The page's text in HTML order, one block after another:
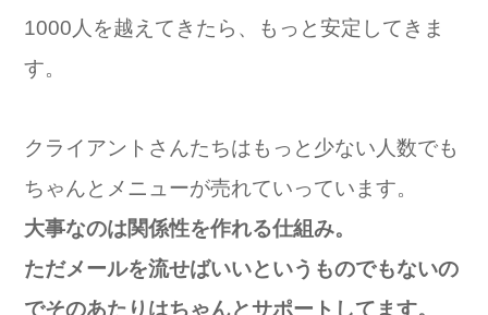
1000人を越えてきたら、もっと安定してきま
す。
クライアントさんたちはもっと少ない人数でも
ちゃんとメニューが売れていっています。
大事なのは関係性を作れる仕組み。
ただメールを流せばいいというものでもないの
でそのあたりはちゃんとサポートしてます。